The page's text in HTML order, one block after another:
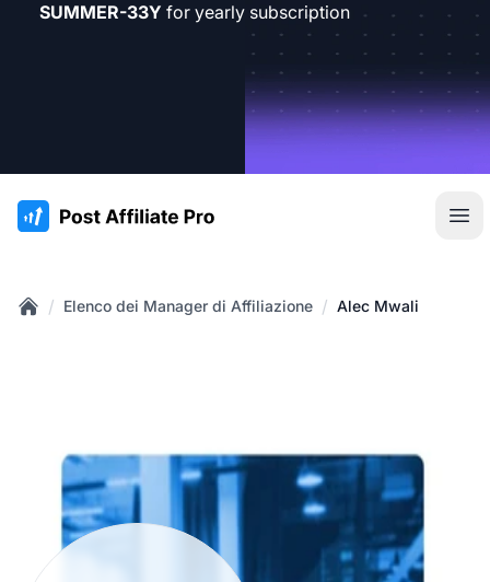
SUMMER-33Y for yearly subscription
:site.title
/ Elenco dei Manager di Affiliazione / Alec Mwali